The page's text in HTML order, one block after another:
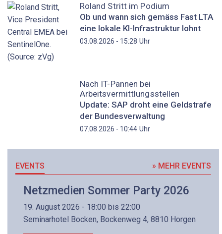
Roland Stritt im Podium
Ob und wann sich gemäss Fast LTA
eine lokale KI-Infrastruktur lohnt
03.08.2026 - 15:28 Uhr
Nach IT-Pannen bei
Arbeitsvermittlungsstellen
Update: SAP droht eine Geldstrafe
der Bundesverwaltung
07.08.2026 - 10:44Uhr
EVENTS » MEHR EVENTS
Netzmedien Sommer Party 2026
19. August 2026 - 18:00 bis 22:00
Seminarhotel Bocken, Bockenweg 4, 8810 Horgen